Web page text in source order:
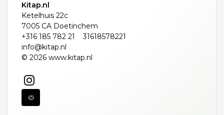
Kitap.nl
Ketelhuis 22c
7005 CA Doetinchem
+316 185 782 21
31618578221
info@kitap.nl
© 2026 www.kitap.nl